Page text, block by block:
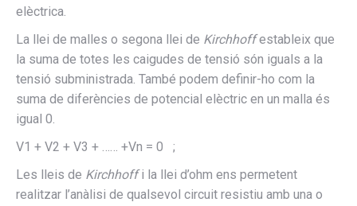
elèctrica.
La llei de malles o segona llei de Kirchhoffestableix que
la suma de totes les caigudes de tensió són iguals a la
tensió subministrada. També podem definir-ho com la
suma de diferències de potencial elèctric en un malla és
igual 0.
V1 + V2 + V3 + …… +Vn = 0 ;
Les lleis de Kirchhoffi la llei d’ohm ens permetent
realitzar l’anàlisi de qualsevol circuit resistiu amb una o